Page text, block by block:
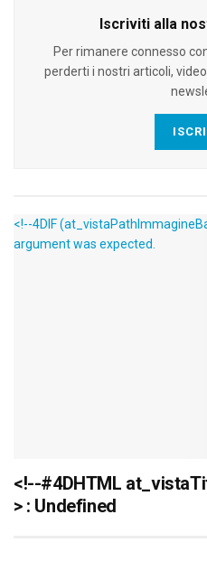
Iscriviti alla
Per rimanere connesso
perderti i nostri articoli,
<!--4DIF
argument was expected.
<!--#4DHTML
> : Undefined